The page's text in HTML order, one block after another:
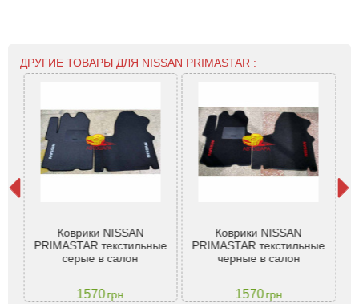
ДРУГИЕ ТОВАРЫ ДЛЯ NISSAN PRIMASTAR :
Коврики NISSAN
PRIMASTAR текстильные
серые в салон
1570грн
Коврики NISSAN
PRIMASTAR текстильные
черные в салон
1570грн